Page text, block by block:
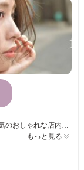
もっと見る